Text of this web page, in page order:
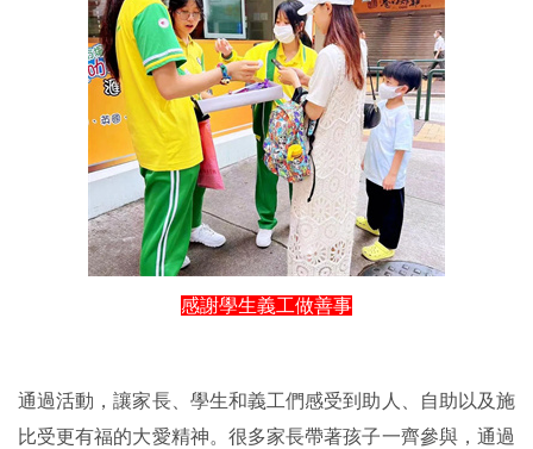
感謝學生義工做善事
通過活動，讓家長、學生和義工們感受到助人、自助以及施
比受更有福的大愛精神。很多家長帶著孩子一齊參與，通過